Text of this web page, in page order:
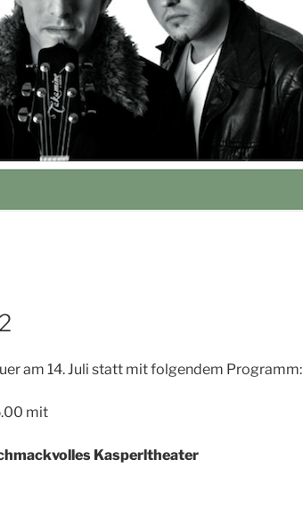
am 14. Juli statt mit folgendem Programm:
mit
Kasperltheater